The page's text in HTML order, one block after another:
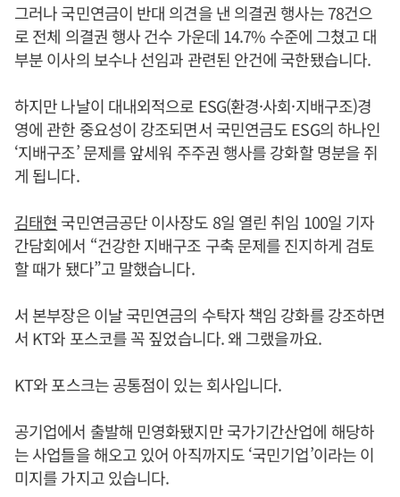
그러나 국민연금이 반대 의견을 낸 의결권 행사는 78건으
로 전체 의결권 행사 건수 가운데 14.7% 수준에 그쳤고 대
부분 이사의 보수나 선임과 관련된 안건에 국한됐습니다.
하지만 나날이 대내외적으로 ESG(환경·사회·지배구조)경
영에 관한 중요성이 강조되면서 국민연금도 ESG의 하나인
‘지배구조’ 문제를 앞세워 주주권 행사를 강화할 명분을 쥐
게 됩니다.
김태현 국민연금공단 이사장도 8일 열린 취임 100일 기자
간담회에서 “건강한 지배구조 구축 문제를 진지하게 검토
할 때가 됐다”고 말했습니다.
서 본부장은 이날 국민연금의 수탁자 책임 강화를 강조하면
서 KT와 포스코를 꼭 짚었습니다. 왜 그랬을까요.
KT와 포스크는 공통점이 있는 회사입니다.
공기업에서 출발해 민영화됐지만 국가기간산업에 해당하
는 사업들을 해오고 있어 아직까지도 ‘국민기업’이라는 이
미지를 가지고 있습니다.